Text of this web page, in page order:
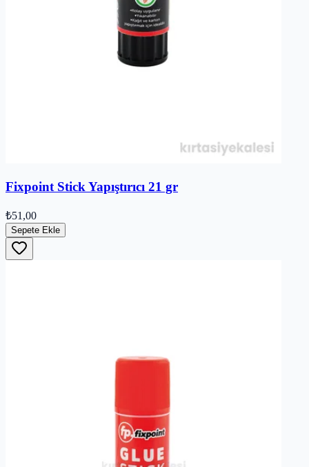
Fixpoint Stick Yapıştırıcı 21 gr
₺51,00
Sepete Ekle